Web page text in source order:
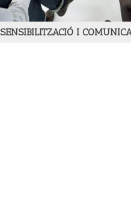
SENSIBILITZACIÓ I